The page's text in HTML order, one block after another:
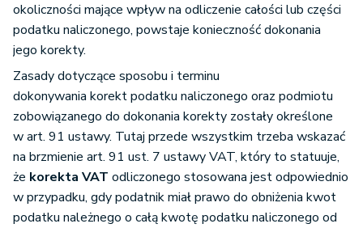
okoliczności mające wpływ na odliczenie całości lub części
podatku naliczonego, powstaje konieczność dokonania
jego korekty.
Zasady dotyczące sposobu i terminu
dokonywania korekt podatku naliczonego oraz podmiotu
zobowiązanego do dokonania korekty zostały określone
w art. 91 ustawy. Tutaj przede wszystkim trzeba wskazać
na brzmienie art. 91 ust. 7 ustawy VAT, który to statuuje,
że korekta VAT odliczonego stosowana jest odpowiednio
w przypadku, gdy podatnik miał prawo do obniżenia kwot
podatku należnego o całą kwotę podatku naliczonego od